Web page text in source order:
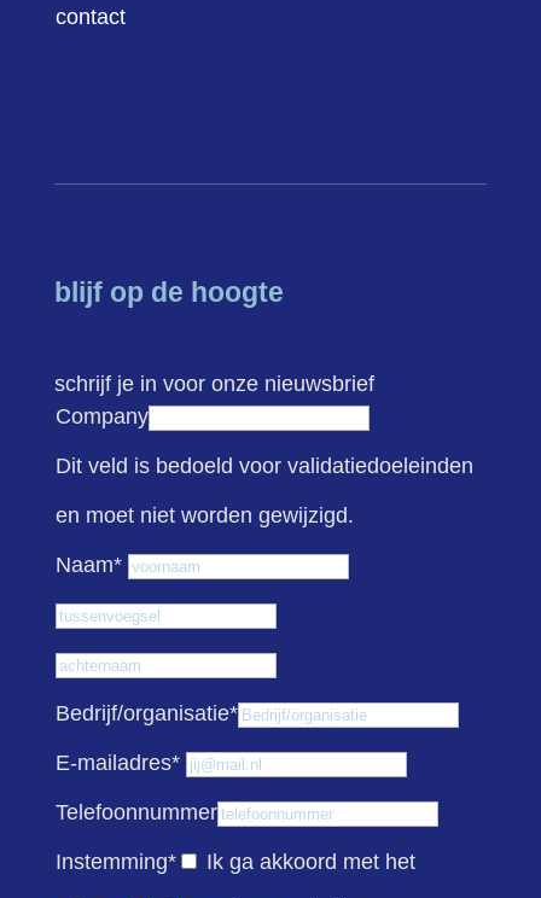
contact
blijf op de hoogte
schrijf je in voor onze nieuwsbrief
Company
Dit veld is bedoeld voor validatiedoeleinden
en moet niet worden gewijzigd.
Naam*
Bedrijf/organisatie*
E-mailadres*
Telefoonnummer
Instemming* Ik ga akkoord met het